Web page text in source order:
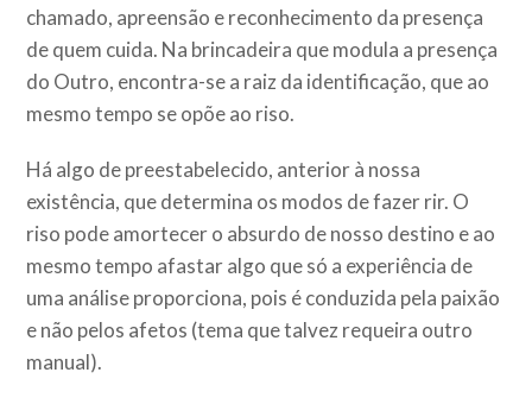
chamado, apreensão e reconhecimento da presença
de quem cuida. Na brincadeira que modula a presença
do Outro, encontra-se a raiz da identificação, que ao
mesmo tempo se opõe ao riso.
Há algo de preestabelecido, anterior à nossa
existência, que determina os modos de fazer rir. O
riso pode amortecer o absurdo de nosso destino e ao
mesmo tempo afastar algo que só a experiência de
uma análise proporciona, pois é conduzida pela paixão
e não pelos afetos (tema que talvez requeira outro
manual).